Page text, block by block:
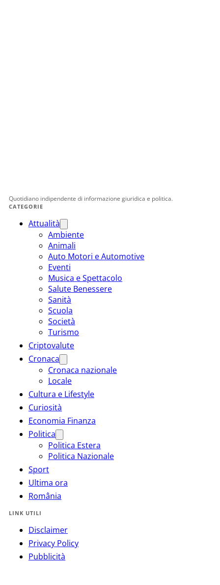
Quotidiano indipendente di informazione giuridica e politica.
CATEGORIE
Attualità
Ambiente
Animali
Auto Motori e Automotive
Eventi
Musica e Spettacolo
Salute Benessere
Sanità
Scuola
Società
Turismo
Criptovalute
Cronaca
Cronaca nazionale
Locale
Cultura e Lifestyle
Curiosità
Economia Finanza
Politica
Politica Estera
Politica Nazionale
Sport
Ultima ora
România
LINK UTILI
Disclaimer
Privacy Policy
Pubblicità